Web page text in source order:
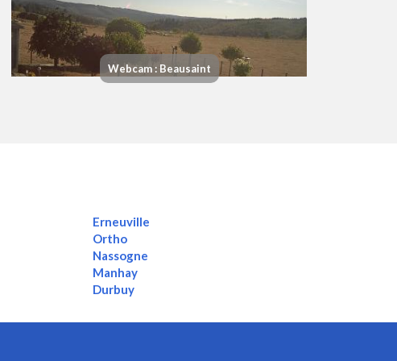
Webcam : Beausaint
Erneuville
Ortho
Nassogne
Manhay
Durbuy